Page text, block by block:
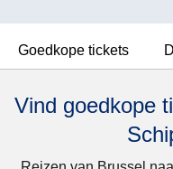
Goedkope tickets
Vind goedkope